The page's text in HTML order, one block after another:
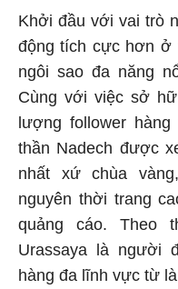
Khởi đầu với vai trò
động tích cực hơn ở
ngôi sao đa năng
Cùng với việc sở
lượng follower
thần Nadech được
nhất xứ chùa
nguyên thời trang
quảng cáo. Theo
Urassaya là người
hàng đa lĩnh vực từ